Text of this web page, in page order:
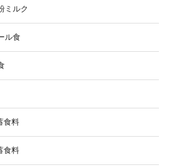
ミルク
ル食
食料
食料